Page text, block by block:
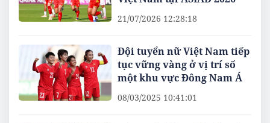
21/07/2026 12:28:18
Đội tuyển nữ Việt Nam tiếp
tục vững vàng ở vị trí số
một khu vực Đông Nam Á
08/03/2025 10:41:01